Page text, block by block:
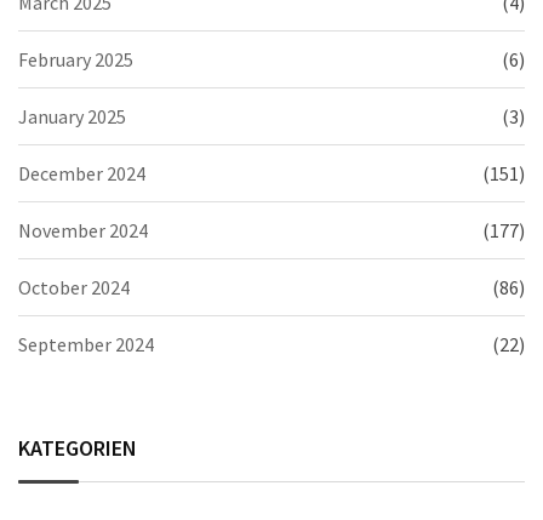
February 2025 (6)
January 2025 (3)
December 2024 (151)
November 2024 (177)
October 2024 (86)
September 2024 (22)
KATEGORIEN